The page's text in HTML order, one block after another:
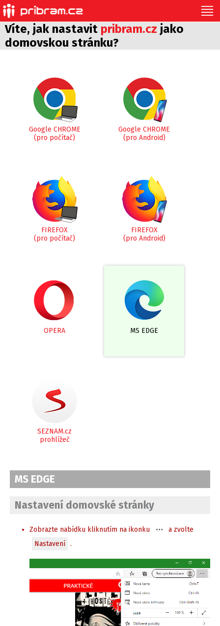
Víte, jak nastavit pribram.cz jako
domovskou stránku?
Google CHROME
(pro počítač)
Google CHROME
(pro Android)
FIREFOX
(pro počítač)
FIREFOX
(pro Android)
OPERA MS EDGE
SEZNAM.cz
prohlížeč
MS EDGE
Nastavení domovské stránky
Zobrazte nabídku kliknutím na ikonku
a zvolte
Nastavení .